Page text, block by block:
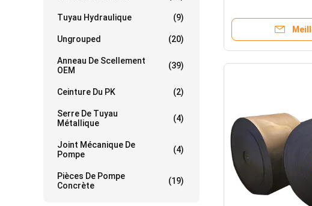
Tuyau Hydraulique (9)
Ungrouped (20)
Anneau De Scellement
OEM
(39)
Ceinture Du PK (2)
Serre De Tuyau
Métallique
(4)
Joint Mécanique De
Pompe
(4)
Pièces De Pompe
Concrète
(19)